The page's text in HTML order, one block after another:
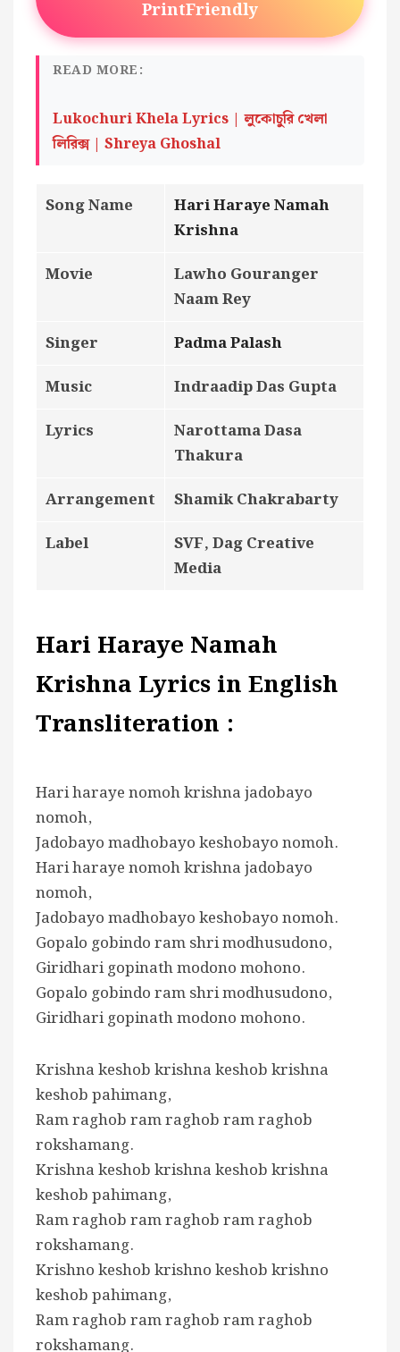
PrintFriendly
READ MORE:
Lukochuri Khela Lyrics | লুকোচুরি খেলা
লিরিক্স | Shreya Ghoshal
Song Name
Hari Haraye Namah
Krishna
Movie
Lawho Gouranger
Naam Rey
Singer
Padma Palash
Music
Indraadip Das Gupta
Lyrics
Narottama Dasa
Thakura
Arrangement
Shamik Chakrabarty
Label
SVF, Dag Creative
Media
Hari Haraye Namah
Krishna Lyrics in English
Transliteration :
Hari haraye nomoh krishna jadobayo
nomoh,
Jadobayo madhobayo keshobayo nomoh.
Hari haraye nomoh krishna jadobayo
nomoh,
Jadobayo madhobayo keshobayo nomoh.
Gopalo gobindo ram shri modhusudono,
Giridhari gopinath modono mohono.
Gopalo gobindo ram shri modhusudono,
Giridhari gopinath modono mohono.
Krishna keshob krishna keshob krishna
keshob pahimang,
Ram raghob ram raghob ram raghob
rokshamang.
Krishna keshob krishna keshob krishna
keshob pahimang,
Ram raghob ram raghob ram raghob
rokshamang.
Krishno keshob krishno keshob krishno
keshob pahimang,
Ram raghob ram raghob ram raghob
rokshamang.